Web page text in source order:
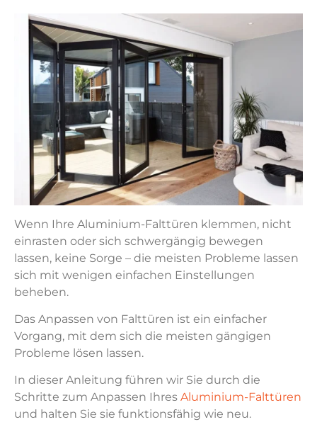
Wenn Ihre Aluminium-Falttüren klemmen, nicht
einrasten oder sich schwergängig bewegen
lassen, keine Sorge – die meisten Probleme lassen
sich mit wenigen einfachen Einstellungen
beheben.
Das Anpassen von Falttüren ist ein einfacher
Vorgang, mit dem sich die meisten gängigen
Probleme lösen lassen.
In dieser Anleitung führen wir Sie durch die
Schritte zum Anpassen Ihres Aluminium-Falttüren
und halten Sie sie funktionsfähig wie neu.